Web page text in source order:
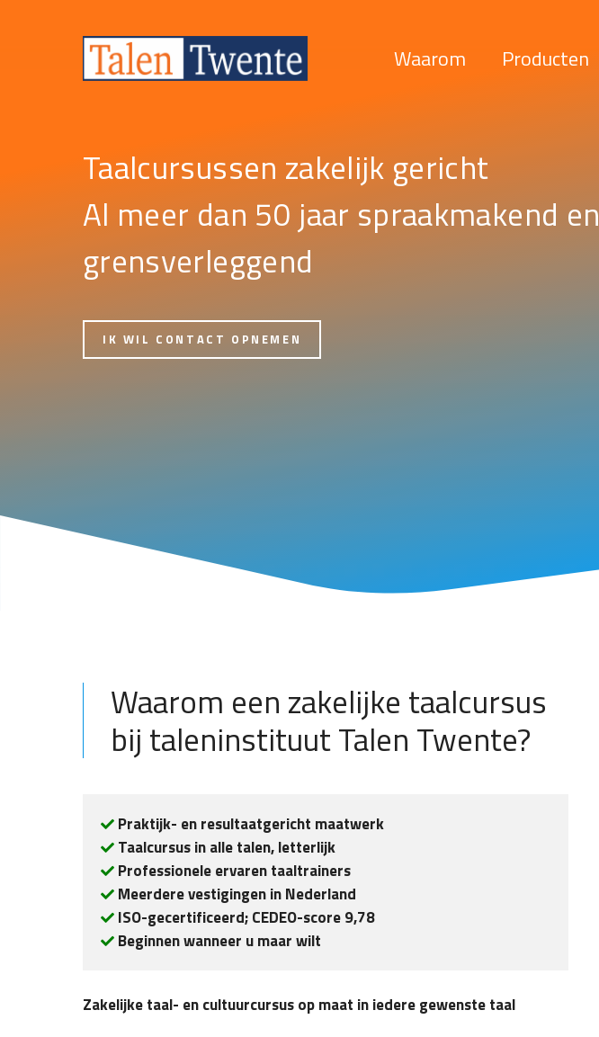
Waarom Producten
Taalcursussen zakelijk gericht
Al meer dan 50 jaar spraakmakend en
grensverleggend
IK WIL CONTACT OPNEMEN
Waarom een zakelijke taalcursus
bij taleninstituut Talen Twente?
Beginnen wanneer u maar wilt
Zakelijke taal- en cultuurcursus op maat in iedere gewenste taal